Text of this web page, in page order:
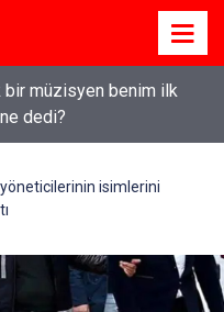
bir müzisyen benim ilk
dedi?
isimlerini